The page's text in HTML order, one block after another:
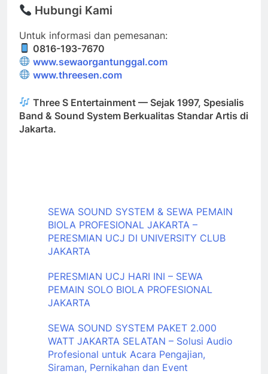
Hubungi Kami
Untuk informasi dan pemesanan:
0816-193-7670
www.sewaorgantunggal.com
www.threesen.com
Three S Entertainment — Sejak 1997, Spesialis
Band & Sound System Berkualitas Standar Artis di
Jakarta.
SEWA SOUND SYSTEM & SEWA PEMAIN
BIOLA PROFESIONAL JAKARTA –
PERESMIAN UCJ DI UNIVERSITY CLUB
JAKARTA
PERESMIAN UCJ HARI INI – SEWA
PEMAIN SOLO BIOLA PROFESIONAL
JAKARTA
SEWA SOUND SYSTEM PAKET 2.000
WATT JAKARTA SELATAN – Solusi Audio
Profesional untuk Acara Pengajian,
Siraman, Pernikahan dan Event